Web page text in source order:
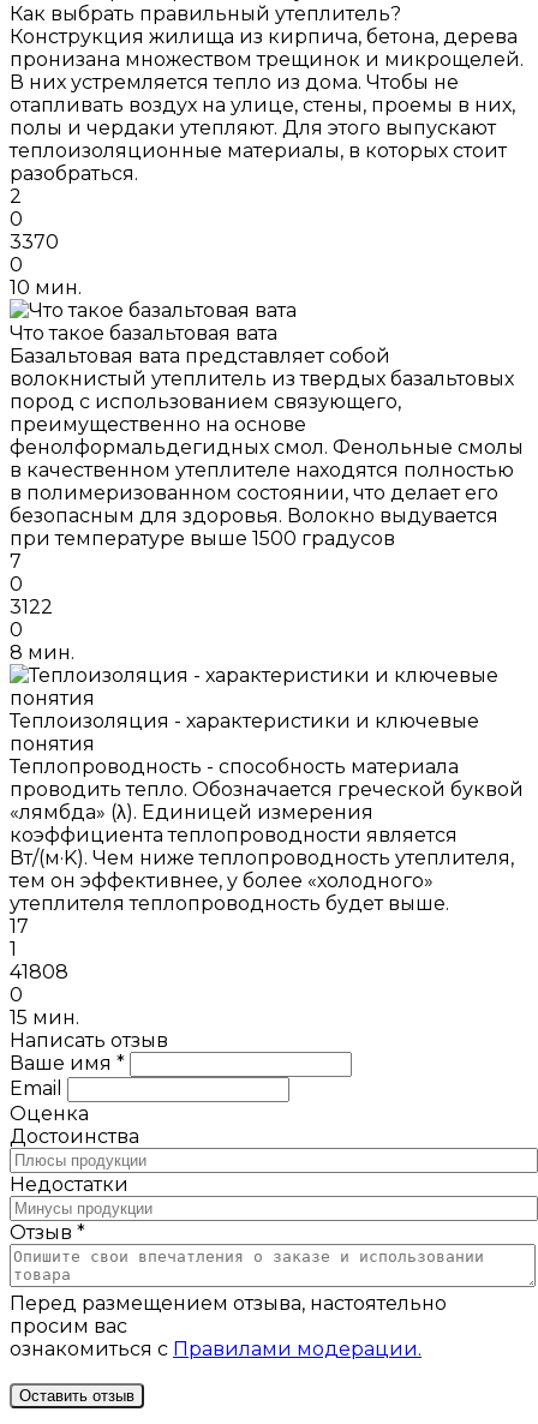
Как выбрать правильный утеплитель?
Конструкция жилища из кирпича, бетона, дерева
пронизана множеством трещинок и микрощелей.
В них устремляется тепло из дома. Чтобы не
отапливать воздух на улице, стены, проемы в них,
полы и чердаки утепляют. Для этого выпускают
теплоизоляционные материалы, в которых стоит
разобраться.
2
0
3370
0
10 мин.
Что такое базальтовая вата
Базальтовая вата представляет собой
волокнистый утеплитель из твердых базальтовых
пород с использованием связующего,
преимущественно на основе
фенолформальдегидных смол. Фенольные смолы
в качественном утеплителе находятся полностью
в полимеризованном состоянии, что делает его
безопасным для здоровья. Волокно выдувается
при температуре выше 1500 градусов
7
0
3122
0
8 мин.
Теплоизоляция - характеристики и ключевые
понятия
Теплопроводность - способность материала
проводить тепло. Обозначается греческой буквой
«лямбда» (λ). Единицей измерения
коэффициента теплопроводности является
Вт/(м·K). Чем ниже теплопроводность утеплителя,
тем он эффективнее, у более «холодного»
утеплителя теплопроводность будет выше.
17
1
41808
0
15 мин.
Написать отзыв
Ваше имя *
Email
Оценка
Достоинства
Недостатки
Отзыв *
Перед размещением отзыва, настоятельно
просим вас
ознакомиться с Правилами модерации.